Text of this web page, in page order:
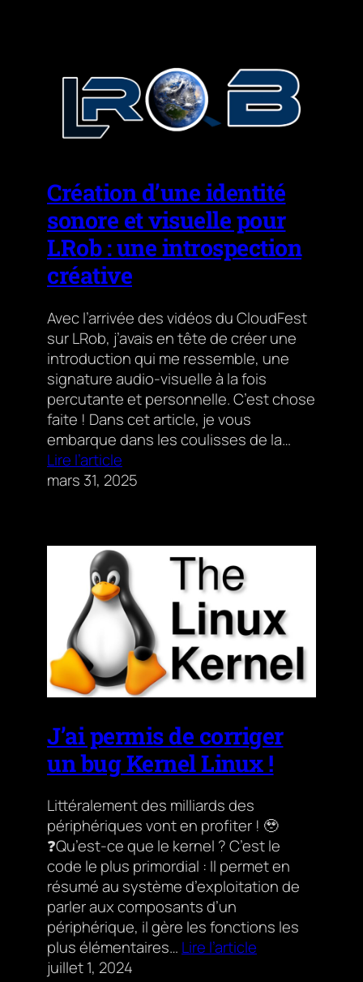
Création d’une identité
sonore et visuelle pour
LRob : une introspection
créative
Avec l’arrivée des vidéos du CloudFest
sur LRob, j’avais en tête de créer une
introduction qui me ressemble, une
signature audio-visuelle à la fois
percutante et personnelle. C’est chose
faite ! Dans cet article, je vous
embarque dans les coulisses de la…
Lire l’article
mars 31, 2025
J’ai permis de corriger
un bug Kernel Linux !
Littéralement des milliards des
périphériques vont en profiter ! 🥹
❓Qu’est-ce que le kernel ? C’est le
code le plus primordial : Il permet en
résumé au système d’exploitation de
parler aux composants d’un
périphérique, il gère les fonctions les
plus élémentaires… Lire l’article
juillet 1, 2024